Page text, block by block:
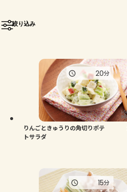
トーク
よくあるお問い合わせ
お買い物
絞り込み
りんごときゅうりの角切りポテ
トサラダ
20分
15分